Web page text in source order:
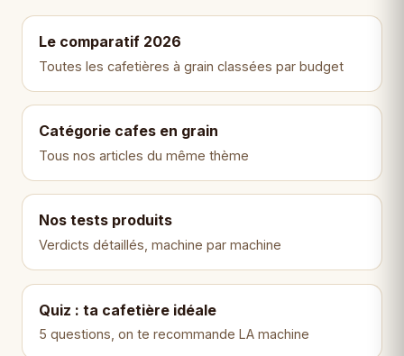
Le comparatif 2026
Toutes les cafetières à grain classées par budget
Catégorie cafes en grain
Tous nos articles du même thème
Nos tests produits
Verdicts détaillés, machine par machine
Quiz : ta cafetière idéale
5 questions, on te recommande LA machine